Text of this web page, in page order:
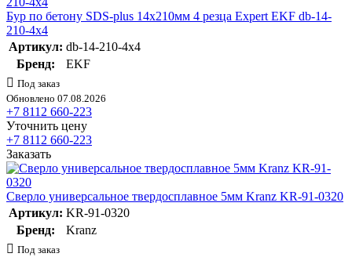
Бур по бетону SDS-plus 14х210мм 4 резца Expert EKF db-14-
210-4x4
Артикул: db-14-210-4x4
Бренд:
EKF
Под заказ
Обновлено 07.08.2026
+7 8112 660-223
Уточнить цену
+7 8112 660-223
Заказать
Сверло универсальное твердосплавное 5мм Kranz KR-91-0320
Артикул: KR-91-0320
Бренд:
Kranz
Под заказ